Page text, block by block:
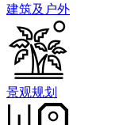
建筑及户外
景观规划